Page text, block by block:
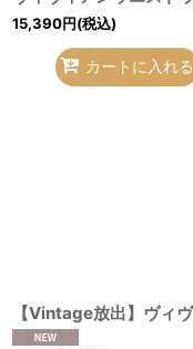
15,390円(税込)
カートに入れる